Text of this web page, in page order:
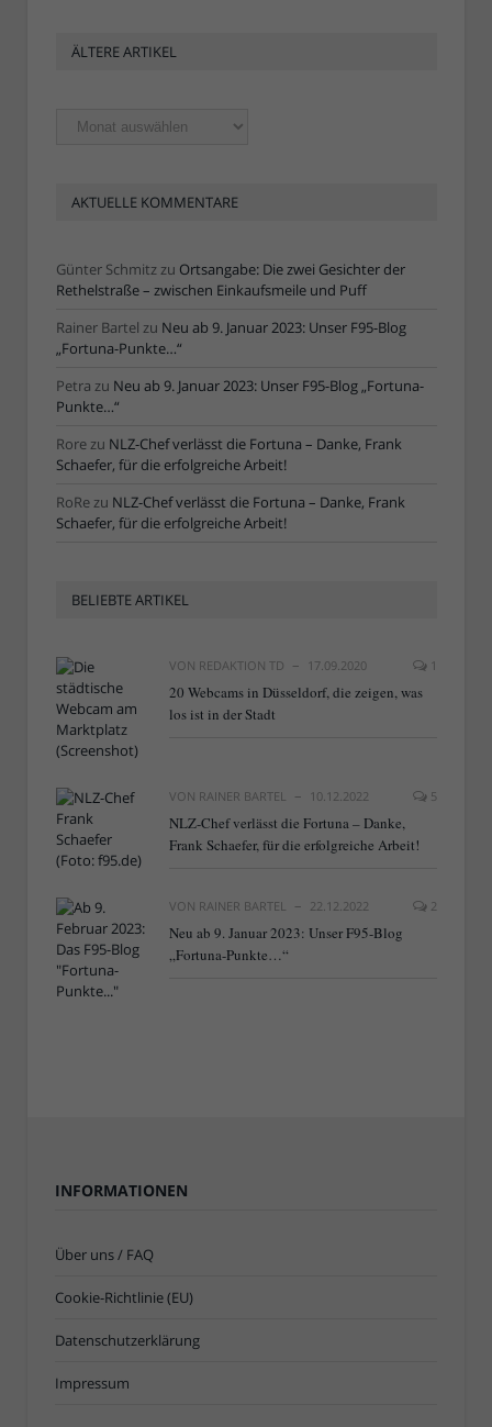
ÄLTERE ARTIKEL
Ältere
AKTUELLE KOMMENTARE
Günter Schmitzzu Ortsangabe: Die zwei Gesichter der
Rethelstraße – zwischen Einkaufsmeile und Puff
Rainer Bartel zu Neu ab 9. Januar 2023: Unser F95-Blog
„Fortuna-Punkte…“
Petra zu Neu ab 9. Januar 2023: Unser F95-Blog „Fortuna-
Punkte…“
Rorezu NLZ-Chef verlässt die Fortuna – Danke, Frank
Schaefer, für die erfolgreiche Arbeit!
RoRezu NLZ-Chef verlässt die Fortuna – Danke, Frank
Schaefer, für die erfolgreiche Arbeit!
BELIEBTE ARTIKEL
VON REDAKTION TD 17.09.2020 1
20 Webcams in Düsseldorf, die zeigen, was
los ist in der Stadt
VON RAINER BARTEL 10.12.2022 5
NLZ-Chef verlässt die Fortuna – Danke,
Frank Schaefer, für die erfolgreiche Arbeit!
VON RAINER BARTEL 22.12.2022 2
Neu ab 9. Januar 2023: Unser F95-Blog
„Fortuna-Punkte…“
INFORMATIONEN
Über uns / FAQ
Cookie-Richtlinie (EU)
Datenschutzerklärung
Impressum